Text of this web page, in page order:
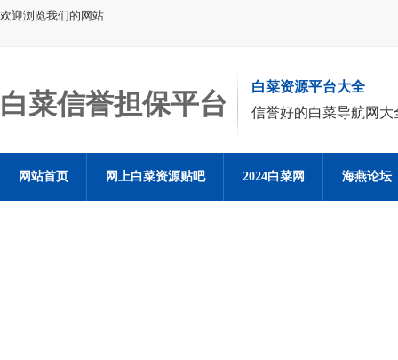
欢迎浏览我们的网站
白菜信誉担保平台
白菜资源平台大全
信誉好的白菜导航网大
网站首页 网上白菜资源贴吧 2024白菜网 海燕论坛